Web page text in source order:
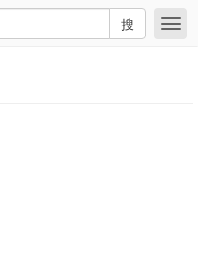
搜